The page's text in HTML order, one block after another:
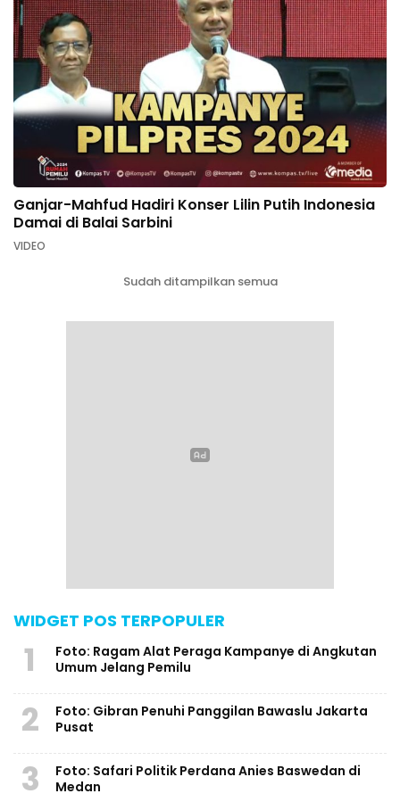
Ganjar-Mahfud Hadiri Konser Lilin Putih Indonesia
Damai di Balai Sarbini
VIDEO
Sudah ditampilkan semua
WIDGET POS TERPOPULER
1
Foto: Ragam Alat Peraga Kampanye di Angkutan
Umum Jelang Pemilu
2
Foto: Gibran Penuhi Panggilan Bawaslu Jakarta
Pusat
3
Foto: Safari Politik Perdana Anies Baswedan di
Medan